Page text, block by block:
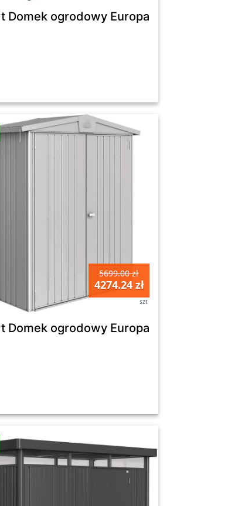
drzwi podwójne - 316 x 156 cm
Domek ogrodowy Europa 1
drzwi podwójne - 244 x 228 cm
5699.00 zł
4274.24 zł
szt
Domek ogrodowy Europa 1 srebrny